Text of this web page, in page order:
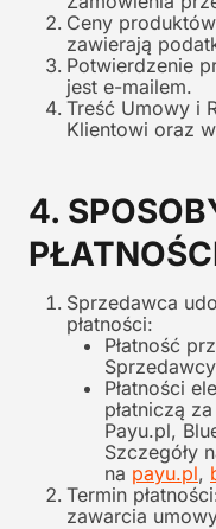
Ceny
zawierają
Potwierdzenie
jest e-mailem.
Treść Umowy i
Klientowi oraz
4.
Sprzedawca
płatności:
Płatność
Płatności
płatniczą
Payu.pl,
Szczegóły
na payu.pl,
Termin
zawarcia